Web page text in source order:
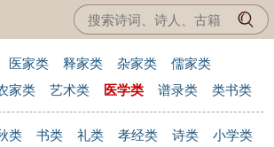
医家类 释家类 杂家类
儒家类
家类 艺术类 医学类 谱录类 类书类
类 书类 礼类 孝经类 诗类 小学类